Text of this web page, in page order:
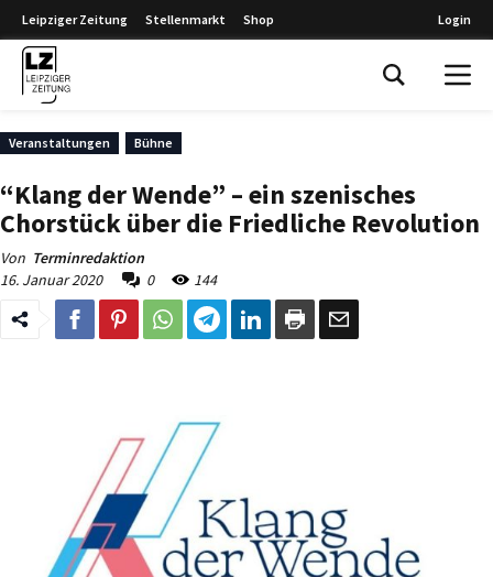
Leipziger Zeitung Stellenmarkt Shop Login
Veranstaltungen Bühne
“Klang der Wende” – ein szenisches
Chorstück über die Friedliche Revolution
Von Terminredaktion
16. Januar 2020
0 144